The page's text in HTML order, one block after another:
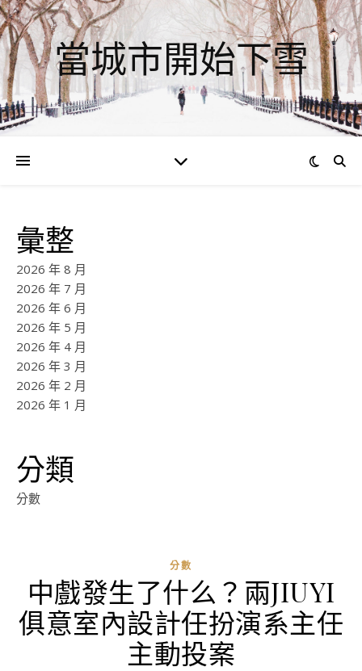
當城市開始下雪
彙整
2026 年 8 月
2026 年 7 月
2026 年 6 月
2026 年 5 月
2026 年 4 月
2026 年 3 月
2026 年 2 月
2026 年 1 月
分類
分數
分數
中戲發生了什么？兩JIUYI
俱意室內設計任扮演系主任
主動投案